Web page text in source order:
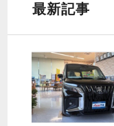
最新記事